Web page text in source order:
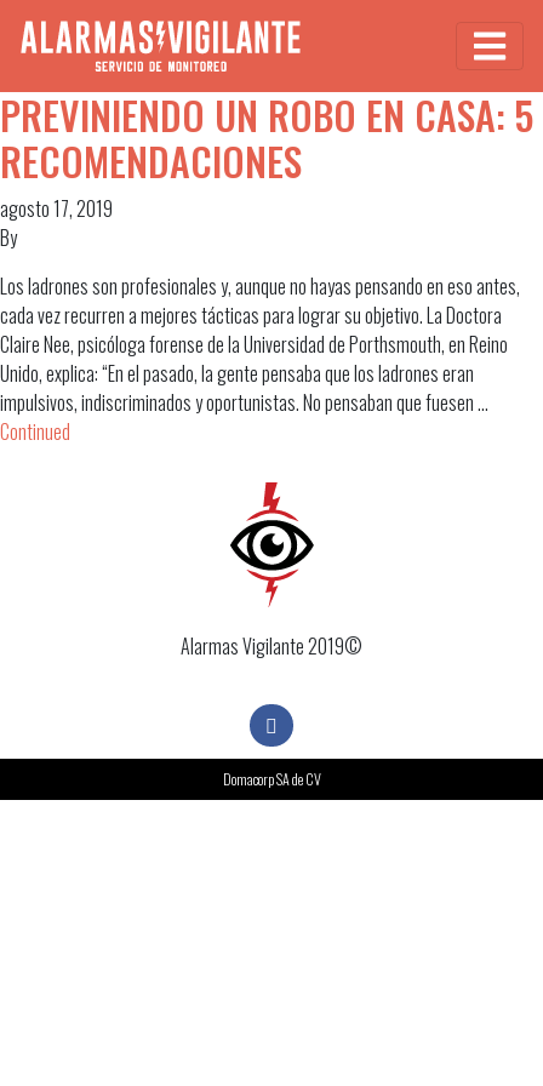
PREVINIENDO UN ROBO EN CASA: 5
RECOMENDACIONES
agosto 17, 2019
By
Los ladrones son profesionales y, aunque no hayas pensando en eso antes,
cada vez recurren a mejores tácticas para lograr su objetivo. La Doctora
Claire Nee, psicóloga forense de la Universidad de Porthsmouth, en Reino
Unido, explica: “En el pasado, la gente pensaba que los ladrones eran
impulsivos, indiscriminados y oportunistas. No pensaban que fuesen …
Continued
Alarmas Vigilante 2019©
Domacorp SA de CV